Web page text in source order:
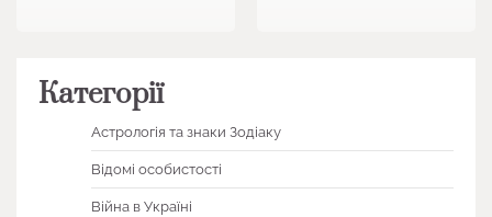
Категорії
Астрологія та знаки Зодіаку
Відомі особистості
Війна в Україні